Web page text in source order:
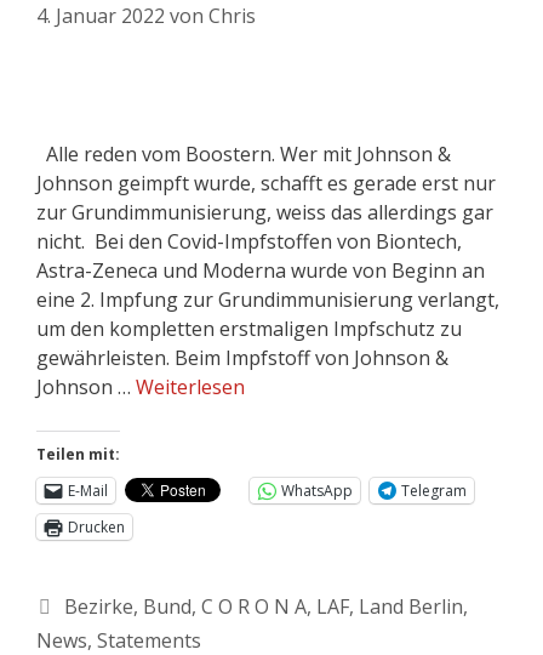
4. Januar 2022 von Chris
Alle reden vom Boostern. Wer mit Johnson &
Johnson geimpft wurde, schafft es gerade erst nur
zur Grundimmunisierung, weiss das allerdings gar
nicht. Bei den Covid-Impfstoffen von Biontech,
Astra-Zeneca und Moderna wurde von Beginn an
eine 2. Impfung zur Grundimmunisierung verlangt,
um den kompletten erstmaligen Impfschutz zu
gewährleisten. Beim Impfstoff von Johnson &
Johnson … Weiterlesen
Teilen mit:
E-Mail
WhatsApp
Telegram
Drucken
Bezirke, Bund, C O R O N A, LAF, Land Berlin,
News, Statements